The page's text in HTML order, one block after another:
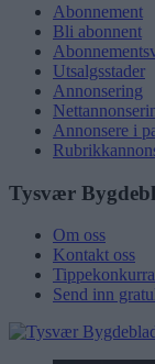
Abonnement
Bli abonnent
Utsalgsstader
Annonsering
Annonsere i
Tysvær
Om oss
Kontakt oss
Send inn